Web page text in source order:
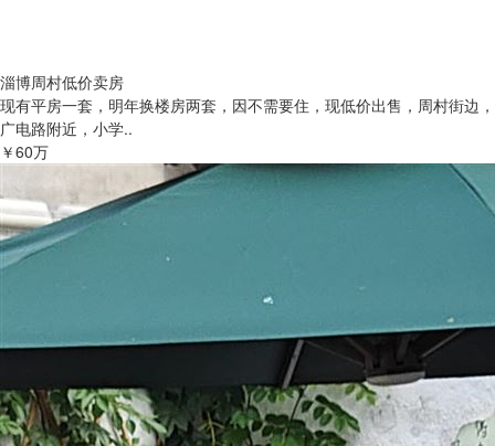
淄博周村低价卖房
现有平房一套，明年换楼房两套，因不需要住，现低价出售，周村街边，
广电路附近，小学..
￥60万